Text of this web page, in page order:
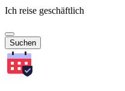
Ich reise geschäftlich
Suchen